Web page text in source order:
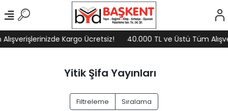
Kargo Ücretsiz! 40.000 TL ve Üstü Tüm
Yitik Şifa Yayınları
Filtreleme Sıralama